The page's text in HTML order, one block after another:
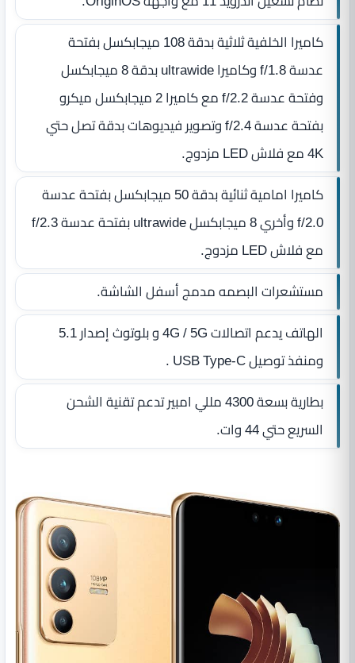
كاميرا الخلفية ثلاثية بدقة 108 ميجابكسل بفتحة
عدسة f/1.8 وكاميرا ultrawide بدقة 8 ميجابكسل
وفتحة عدسة f/2.2 مع كاميرا 2 ميجابكسل ميكرو
بفتحة عدسة f/2.4 وتصوير فيديوهات بدقة تصل حتي
4K مع فلاش LED مزدوج.
كاميرا امامية ثنائية بدقة 50 ميجابكسل بفتحة عدسة
f/2.0 وأخري 8 ميجابكسل ultrawide بفتحة عدسة f/2.3
مع فلاش LED مزدوج.
مستشعرات البصمه مدمج أسفل الشاشة.
الهاتف يدعم اتصالات 4G / 5G و بلوتوث إصدار 5.1
ومنفذ توصيل USB Type-C .
بطارية بسعة 4300 مللي امبير تدعم تقنية الشحن
السريع حتي 44 وات.